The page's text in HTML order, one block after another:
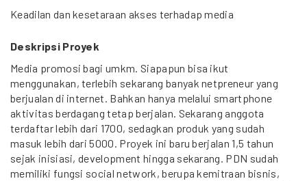
Keadilan dan kesetaraan akses terhadap media
Deskripsi Proyek
Media promosi bagi umkm. Siapapun bisa ikut
menggunakan, terlebih sekarang banyak netpreneur yang
berjualan di internet. Bahkan hanya melalui smartphone
aktivitas berdagang tetap berjalan. Sekarang anggota
terdaftar lebih dari 1700, sedagkan produk yang sudah
masuk lebih dari 5000. Proyek ini baru berjalan 1,5 tahun
sejak inisiasi, development hingga sekarang. PDN sudah
memiliki fungsi social network, berupa kemitraan bisnis,